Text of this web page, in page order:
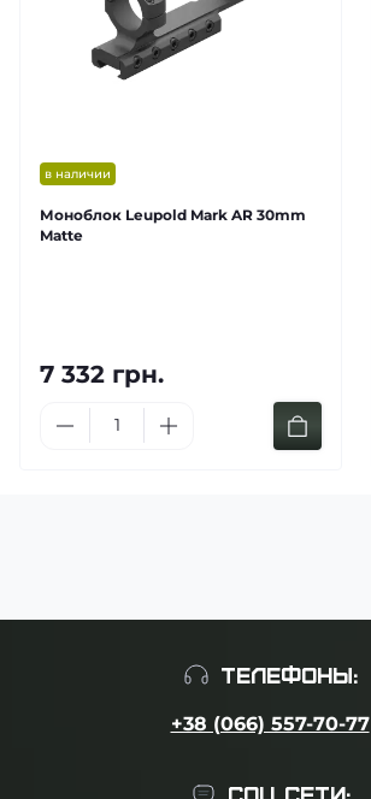
в наличии
Моноблок Leupold Mark AR 30mm
Matte
7 332 грн.
ТЕЛЕФОНЫ:
+38 (066) 557-70-77
СОЦ СЕТИ: